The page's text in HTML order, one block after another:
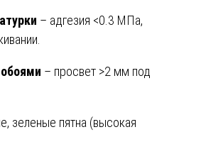
– адгезия <0.3 МПа,
– просвет >2 мм под
зеленые пятна (высокая